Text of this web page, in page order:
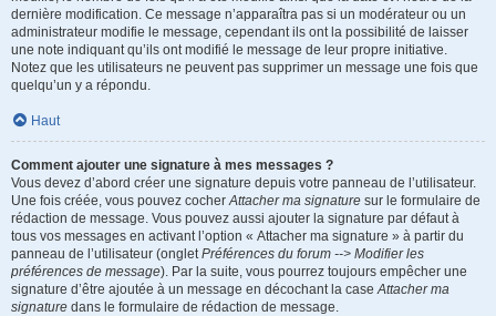
dernière modification. Ce message n’apparaîtra pas si un modérateur ou un
administrateur modifie le message, cependant ils ont la possibilité de laisser
une note indiquant qu’ils ont modifié le message de leur propre initiative.
Notez que les utilisateurs ne peuvent pas supprimer un message une fois que
quelqu’un y a répondu.
Haut
Comment ajouter une signature à mes messages ?
Vous devez d’abord créer une signature depuis votre panneau de l’utilisateur.
Une fois créée, vous pouvez cocherAttacher ma signature sur le formulaire de
rédaction de message. Vous pouvez aussi ajouter la signature par défaut à
tous vos messages en activant l’option « Attacher ma signature » à partir du
panneau de l’utilisateur (ongletPréférences du forum --> Modifier les
préférences de message). Par la suite, vous pourrez toujours empêcher une
signature d’être ajoutée à un message en décochant la caseAttacher ma
signature dans le formulaire de rédaction de message.